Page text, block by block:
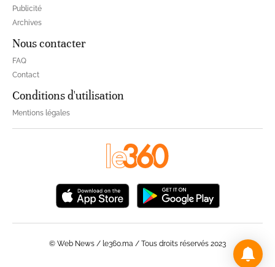
Publicité
Archives
Nous contacter
FAQ
Contact
Conditions d'utilisation
Mentions légales
© Web News / le360.ma / Tous droits réservés 2023